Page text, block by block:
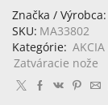
Box
+
Coyote
Watch
+
Multi-
Značka / Výrobca:
SKU: MA33802
Kategórie: AKCIA
Zatváracie nože